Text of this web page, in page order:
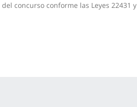
concurso conforme las Leyes 22431 y